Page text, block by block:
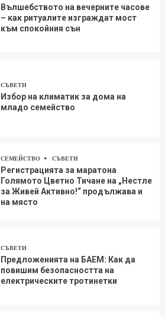
Вълшебството на вечерните часове
– как ритуалите изграждат мост
към спокойния сън
СЪВЕТИ
Избор на климатик за дома на
младо семейство
СЕМЕЙСТВО СЪВЕТИ
Регистрацията за маратона
Голямото Цветно Тичане на „Нестле
за Живей Aктивно!“ продължава и
на място
СЪВЕТИ
Предложенията на БАЕМ: Как да
повишим безопасността на
електрическите тротинетки